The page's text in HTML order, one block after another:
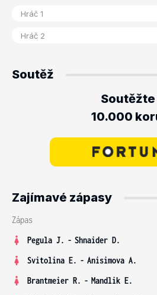
Soutěž
Soutěžte
10.000
Zajímavé zápasy
Zápas
Pegula J. - Shnaider D.
Svitolina E. - Anisimova A.
Brantmeier R. - Mandlik E.